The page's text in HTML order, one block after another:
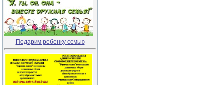
Подарим ребенку семью